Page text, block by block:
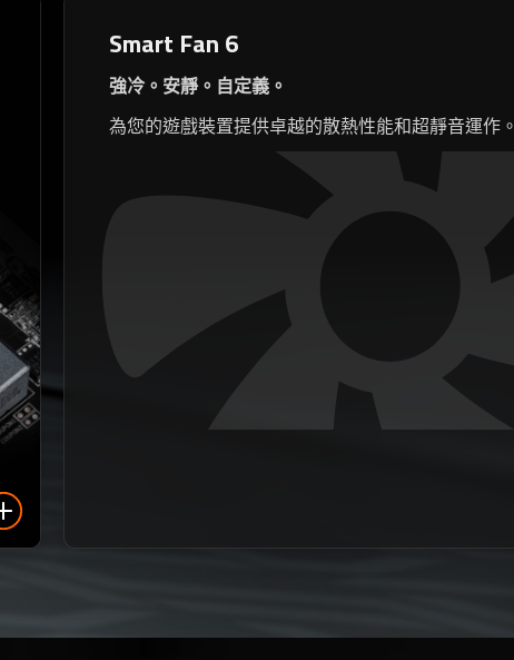
Smart Fan 6
強冷。安靜。自定義。
為您的遊戲裝置提供卓越的散熱性能和超靜音運作。